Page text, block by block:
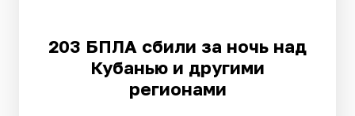
203 БПЛА сбили за ночь над
Кубанью и другими
регионами